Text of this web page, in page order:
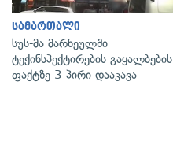
სამართალი
სუს-მა მარნეულში
ტექინსპექტირების გაყალბების
ფაქტზე 3 პირი დააკავა